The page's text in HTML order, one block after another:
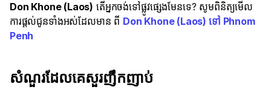
Don Khone (Laos) តើអ្នកចង់ទៅផ្លូវផ្សេងមែនទេ? សូមពិនិត្យមើល
ការផ្តល់ជូនទាំងអស់ដែលមាន ពី Don Khone (Laos) ទៅ Phnom
Penh
សំណួរដែលគេសួរញឹកញាប់